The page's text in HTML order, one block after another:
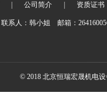
公司简介 资质证书
联系人：韩小姐 邮箱：
© 2018 北京恒瑞宏晟机电